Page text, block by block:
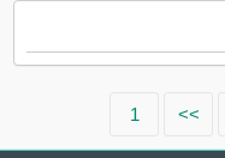
1 <<